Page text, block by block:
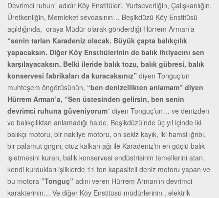
Devrimci ruhun” adıdır Köy Enstitüleri. Yurtseverliğin, Çalışkanlığın,
Üretkenliğin, Memleket sevdasının… Beşikdüzü Köy Enstitüsü
açıldığında, oraya Müdür olarak gönderdiği Hürrem Arman’a
“senin tarlan Karadeniz olacak. Büyük çapta balıkçılık
yapacaksın. Diğer Köy Enstitülerinin de balık ihtiyacını sen
karşılayacaksın. Belki ileride balık tozu, balık gübresi, balık
konservesi fabrikaları da kuracaksınız” diyen Tonguç’un
muhteşem öngörüsünün, “ben denizcilikten anlamam” diyen
Hürrem Arman’a, “Sen üstesinden gelirsin, ben senin
devrimci ruhuna güveniyorum” diyen Tonguç’un… ve denizden
ve balıkçılıktan anlamadığı halde, Beşikdüzü’nde üç yıl içinde iki
balıkçı motoru, bir nakliye motoru, on sekiz kayık, iki hamsi ığrıbı,
bir palamut gırgırı, otuz kalkan ağı ile Karadeniz’in en güçlü balık
işletmesini kuran, balık konservesi endüstrisinin temellerini atan,
kendi kurdukları işliklerde 11 ton kapasiteli deniz motoru yapan ve
bu motora ”Tonguç” adını veren Hürrem Arman’ın devrimci
karakterinin… Ve diğer Köy Enstitüsü müdürlerinin , elektrik